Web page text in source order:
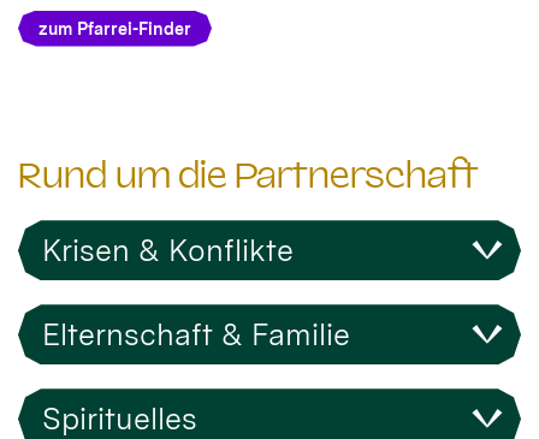
zum Pfarrei-Finder
Rund um die Partnerschaft
Krisen & Konflikte
Elternschaft & Familie
Spirituelles